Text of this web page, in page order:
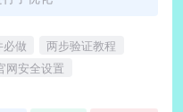
必做
两步验证教程
网安全设置